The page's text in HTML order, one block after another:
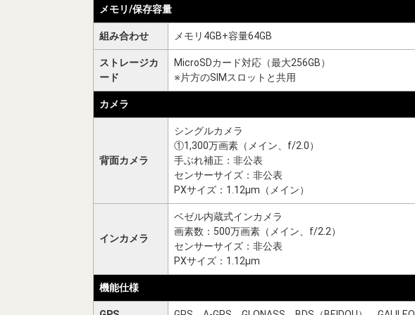
メモリ/保存容量
組み合わせ メモリ4GB+容量64GB
ストレージカ
ード
MicroSDカード対応（最大256GB）
※片方のSIMスロットと共用
カメラ
背面カメラ
シングルカメラ
①1,300万画素（メイン、f/2.0）
手ぶれ補正：非公表
センサーサイズ：非公表
PXサイズ：1.12μm（メイン）
インカメラ
ベゼル内蔵式インカメラ
画素数：500万画素（メイン、f/2.2）
センサーサイズ：非公表
PXサイズ：1.12μm
機能仕様